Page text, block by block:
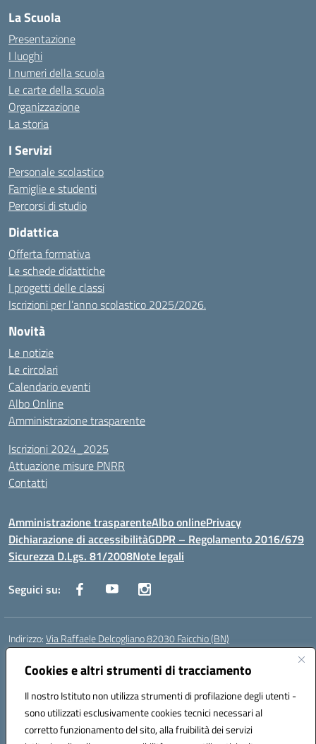
Cookies e altri strumenti di tracciamento
Il nostro Istituto non utilizza strumenti di profilazione degli utenti -
sono utilizzati esclusivamente cookies tecnici necessari al
corretto funzionamento del sito, alla fruibilità dei servizi
La Scuola
Presentazione
I luoghi
I numeri della scuola
Le carte della scuola
Organizzazione
La storia
I Servizi
Personale scolastico
Famiglie e studenti
Percorsi di studio
Didattica
Offerta formativa
Le schede didattiche
I progetti delle classi
Iscrizioni per l’anno scolastico 2025/2026.
Novità
Le notizie
Le circolari
Calendario eventi
Albo Online
Amministrazione trasparente
Iscrizioni 2024_2025
Attuazione misure PNRR
Contatti
Amministrazione trasparenteAlbo onlinePrivacy
Dichiarazione di accessibilitàGDPR – Regolamento 2016/679
Sicurezza D.Lgs. 81/2008Note legali
Seguici su:
Indirizzo:Via Raffaele Delcogliano 82030 Faicchio (BN)
Centralino:
Posta elettronica certificata (PEC):bnis02300v@pec.istruzione.it
Codice fiscale: 90003320620
Codice meccanografico:BNIS02300V
Codice Indice delle Pubbliche Amministrazioni (IPA): istsc_bnis02300v
Codice unico di fatturazione (CUF): UFQEG8